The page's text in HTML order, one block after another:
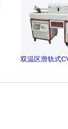
双温区滑轨式